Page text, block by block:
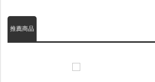
推薦商品